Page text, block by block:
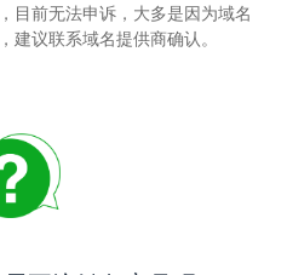
目前无法申诉，大多是因为域名
建议联系域名提供商确认。